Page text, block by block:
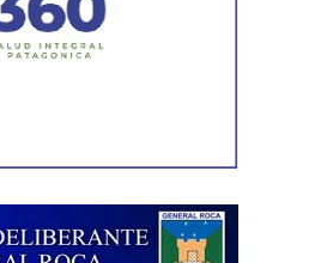
Civil y Comercial autoriza
si la demanda ya fue
que estaban cumplidos
para admitir el desistimiento y